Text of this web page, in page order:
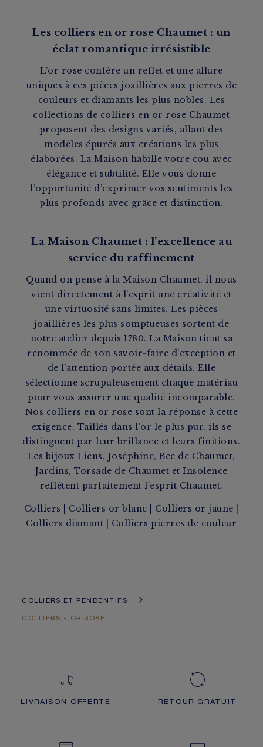
Les colliers en or rose Chaumet : un
éclat romantique irrésistible
L’or rose confère un reflet et une allure
uniques à ces pièces joaillières aux pierres de
couleurs et diamants les plus nobles. Les
collections de colliers en or rose Chaumet
proposent des designs variés, allant des
modèles épurés aux créations les plus
élaborées. La Maison habille votre cou avec
élégance et subtilité. Elle vous donne
l’opportunité d’exprimer vos sentiments les
plus profonds avec grâce et distinction.
La Maison Chaumet : l’excellence au
service du raffinement
Quand on pense à la Maison Chaumet, il nous
vient directement à l’esprit une créativité et
une virtuosité sans limites.Les pièces
joaillières les plus somptueuses sortent de
notre atelier depuis 1780. La Maison tient sa
renommée de son savoir-faire d’exception et
de l’attention portée aux détails. Elle
sélectionne scrupuleusement chaque matériau
pour vous assurer une qualité incomparable.
Nos colliers en or rose sont la réponse à cette
exigence. Taillés dans l’or le plus pur, ils se
distinguent par leur brillance et leurs finitions.
Les bijoux Liens, Joséphine,Bee de Chaumet,
Jardins,Torsade de Chaumet et Insolence
reflètent parfaitement l’esprit Chaumet.
Colliers Colliers or blanc Colliers or jaune
Colliers diamant
Colliers pierres de couleur
COLLIERS ET PENDENTIFS
COLLIERS - OR ROSE
LIVRAISON OFFERTE RETOUR GRATUIT